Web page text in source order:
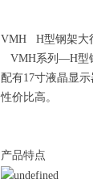
VMH H型钢架大
VMH系列—H型
配有17寸液晶显
性价比高。
产品特点